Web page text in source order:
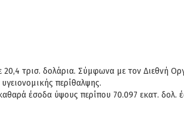
20,4 τρισ. δολάρια. Σύμφωνα με τoν Διεθνή
περίθαλψης.
έσοδα ύψους περίπου 70.097 εκατ. δολ.